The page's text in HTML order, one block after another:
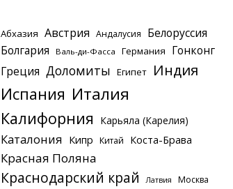
Абхазия Австрия Андалусия
Белоруссия
Болгария
Валь-ди-Фасса Германия
Гонконг
Греция Доломиты Египет Индия
Испания Италия
Калифорния Карьяла (Карелия)
Каталония Кипр Китай Коста-Брава
Красная Поляна
Краснодарский край Латвия Москва